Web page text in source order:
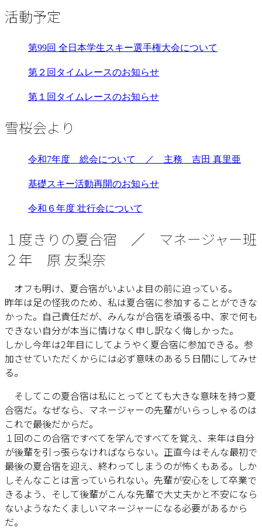
活動予定
第99回 全日本学生スキー選手権大会について
第２回タイムレースのお知らせ
第１回タイムレースのお知らせ
雪桜会より
令和7年度 総会について ／ 主務 吉田 真里亜
基礎スキー活動再開のお知らせ
令和６年度 壮行会について
１度きりの夏合宿 ／ マネージャー班
２年 原 友梨奈
オフも明け、夏合宿がいよいよ目の前に迫っている。
昨年は足の怪我のため、私は夏合宿に参加することができな
かった。自己責任だが、みんなが合宿を頑張る中、家で何も
できない自分が本当に情けなく申し訳なく悔しかった。
しかし今年は2年目にしてようやく夏合宿に参加できる。参
加させていただくからには必ず意味のある５日間にしてみせ
る。
そしてこの夏合宿は私にとってとても大きな意味を持つ夏
合宿だ。なぜなら、マネージャーの先輩がいらっしゃるのは
これで最後だからだ。
１回のこの合宿ですべてを学んですべてを覚え、来年は自分
が後輩を引っ張らなければならない。正直今はそんな最初で
最後の夏合宿を迎え、終わってしまうのが怖くもある。しか
しそんなことは言っていられない。先輩が安心をして卒業で
きるよう、そして後輩がこんな先輩で大丈夫かと不安になら
ないようなたくましいマネージャーになる必要があるから
だ。